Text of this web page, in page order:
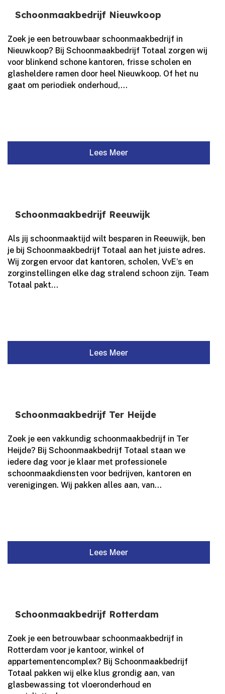
Schoonmaakbedrijf Nieuwkoop
Zoek je een betrouwbaar schoonmaakbedrijf in
Nieuwkoop? Bij Schoonmaakbedrijf Totaal zorgen wij
voor blinkend schone kantoren, frisse scholen en
glasheldere ramen door heel Nieuwkoop.​ Of het nu
gaat om periodiek onderhoud,...
Lees Meer
Schoonmaakbedrijf Reeuwijk
Als jij schoonmaaktijd wilt besparen in Reeuwijk, ben
je bij Schoonmaakbedrijf Totaal aan het juiste adres.​
Wij zorgen ervoor dat kantoren, scholen, VvE’s en
zorginstellingen elke dag stralend schoon zijn.​ Team
Totaal pakt...
Lees Meer
Schoonmaakbedrijf Ter Heijde
Zoek je een vakkundig schoonmaakbedrijf in Ter
Heijde? Bij Schoonmaakbedrijf Totaal staan we
iedere dag voor je klaar met professionele
schoonmaakdiensten voor bedrijven, kantoren en
verenigingen.​ Wij pakken alles aan, van...
Lees Meer
Schoonmaakbedrijf Rotterdam
Zoek je een betrouwbaar schoonmaakbedrijf in
Rotterdam voor je kantoor, winkel of
appartementencomplex? Bij Schoonmaakbedrijf
Totaal pakken wij elke klus grondig aan, van
glasbewassing tot vloeronderhoud en